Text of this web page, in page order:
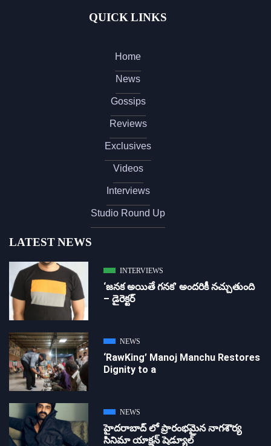
QUICK LINKS
Home
News
Gossips
Reviews
Exclusives
Videos
Interviews
Studio Round Up
LATEST NEWS
INTERVIEWS
‘జ‌న‌క అయితే గ‌న‌క‌’ అందరికీ నచ్చుతుంది
– డైరెక్ట‌ర్
NEWS
‘RawKing’ Manoj Manchu Restores
Dignity to a
NEWS
హైదరాబాద్ లో ప్రారంభమైన నాగశౌర్య
సినిమా యాక్షన్ షెడ్యూల్